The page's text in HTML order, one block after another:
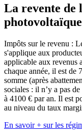
La revente de
Impôts sur le revenu :
s'applique aux
applicable aux revenus
chaque année, il est de
somme (après
sociales : il n’y a pas
à 4100 € par an. Il est
au niveau du taux
En savoir + sur les